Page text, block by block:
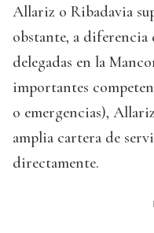
Allariz o Ribadavia
obstante, a diferencia
delegadas en la
importantes
o emergencias),
amplia cartera de
directamente.